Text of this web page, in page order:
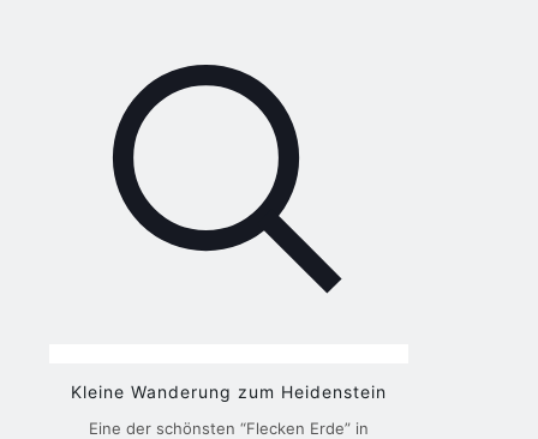
Kleine Wanderung zum Heidenstein
Eine der schönsten “Flecken Erde” in